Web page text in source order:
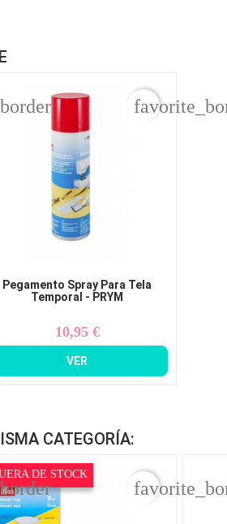
Pegamento Spray Para Tela
Temporal - PRYM
Precio
10,95 €
VER
CATEGORÍA:
DE STOCK